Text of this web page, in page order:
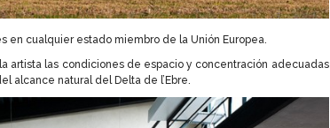
en cualquier estado miembro de la Unión Europea.
artista las condiciones de espacio y concentración adecuadas
alcance natural del Delta de l’Ebre.